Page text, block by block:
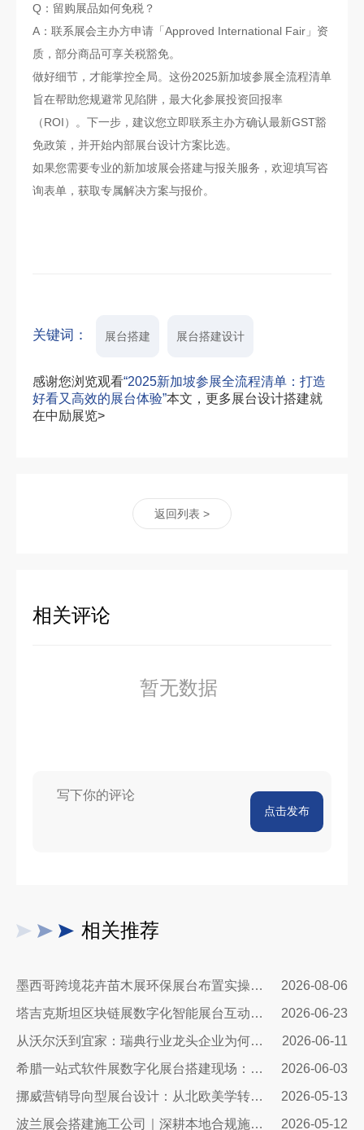
Q：留购展品如何免税？
A：联系展会主办方申请「Approved International Fair」资
质，部分商品可享关税豁免。
做好细节，才能掌控全局。这份2025新加坡参展全流程清单
旨在帮助您规避常见陷阱，最大化参展投资回报率
（ROI）。下一步，建议您立即联系主办方确认最新GST豁
免政策，并开始内部展台设计方案比选。
如果您需要专业的新加坡展会搭建与报关服务，欢迎填写咨
询表单，获取专属解决方案与报价。
关键词： 展台搭建 展台搭建设计
感谢您浏览观看“2025新加坡参展全流程清单：打造
好看又高效的展台体验”本文，更多展台设计搭建就
在中励展览>
返回列表 >
相关评论
暂无数据
点击发布
相关推荐
墨西哥跨境花卉苗木展环保展台布置实操指南：避开行业骗局，靠绿色展台拿下北美花卉订单
2026-08-06
塔吉克斯坦区块链展数字化智能展台互动区全方案：高转化、可溯源、适配中亚数字市场的展台搭建指南
2026-06-23
从沃尔沃到宜家：瑞典行业龙头企业为何信赖我们的展台设计？
2026-06-11
希腊一站式软件展数字化展台搭建现场：科技赋能出海，打造欧洲数字展示新标杆
2026-06-03
挪威营销导向型展台设计：从北欧美学转化为商业增长
2026-05-13
波兰展会搭建施工公司｜深耕本地合规施工，助力中国企业高效出海参展
2026-05-12